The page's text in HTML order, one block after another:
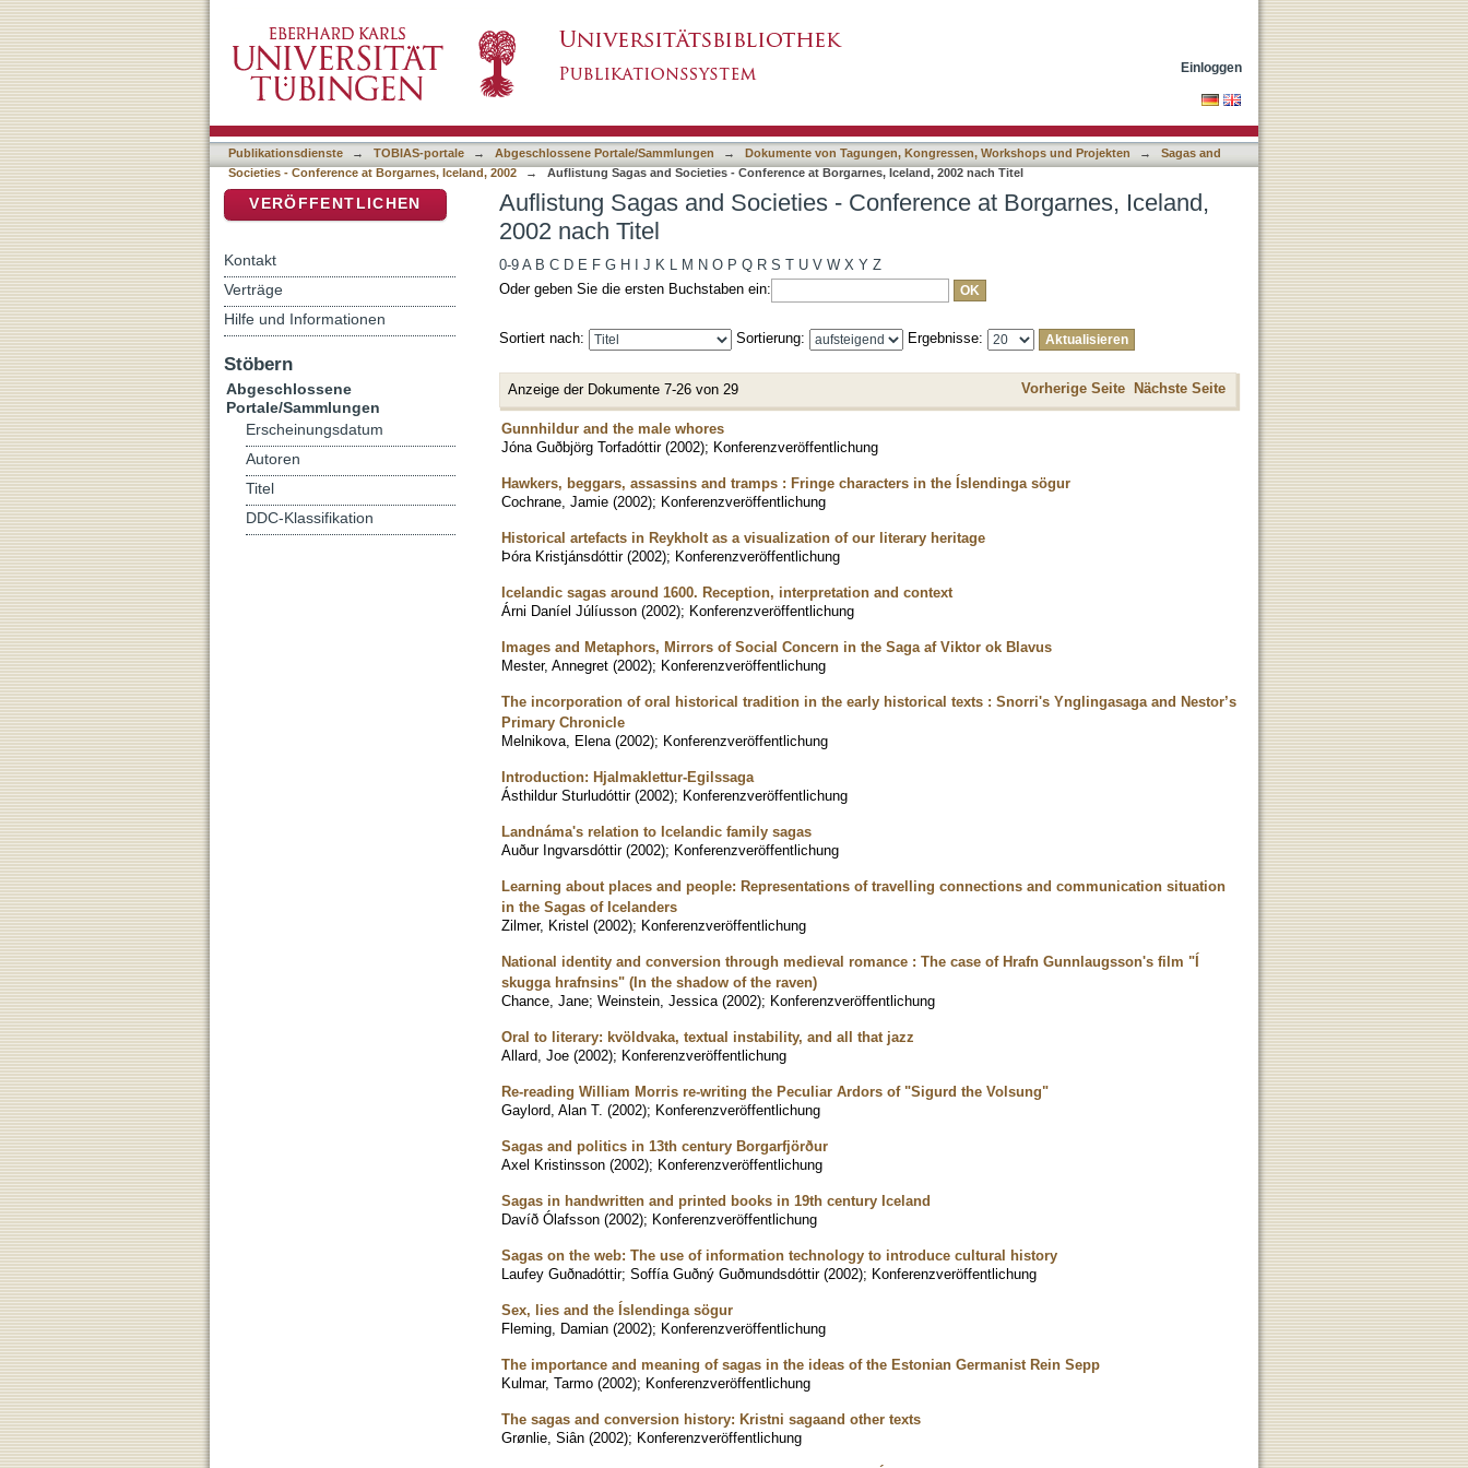
Einloggen
Publikationsdienste → TOBIAS-portale → Abgeschlossene Portale/Sammlungen → Dokumente von Tagungen, Kongressen, Workshops und Projekten →
Sagas and
Societies - Conference at Borgarnes, Iceland, 2002
→ Auflistung Sagas and Societies - Conference at Borgarnes, Iceland, 2002 nach Titel
Auflistung Sagas and Societies - Conference at Borgarnes, Iceland,
2002 nach Titel
0-9 A B C D E F G H J K L M N O P Q R S T U V W X Y Z
Oder geben Sie die ersten Buchstaben ein:
Sortiert nach: Sortierung: Ergebnisse:
Anzeige der Dokumente 7-26 von 29 Vorherige Seite Nächste Seite
Gunnhildur and the male whores
Jóna Guðbjörg Torfadóttir (2002); Konferenzveröffentlichung
Hawkers, beggars, assassins and tramps : Fringe characters in the Íslendinga sögur
Cochrane, Jamie (2002); Konferenzveröffentlichung
Historical artefacts in Reykholt as a visualization of our literary heritage
Þóra Kristjánsdóttir (2002); Konferenzveröffentlichung
Icelandic sagas around 1600. Reception, interpretation and context
Árni Daníel Júlíusson (2002); Konferenzveröffentlichung
Images and Metaphors, Mirrors of Social Concern in the Saga af Viktor ok Blavus
Mester, Annegret (2002); Konferenzveröffentlichung
The incorporation of oral historical tradition in the early historical texts : Snorri's Ynglingasaga and Nestor’s
Primary Chronicle
Melnikova, Elena (2002); Konferenzveröffentlichung
Introduction: Hjalmaklettur-Egilssaga
Ásthildur Sturludóttir (2002); Konferenzveröffentlichung
Landnáma's relation to Icelandic family sagas
Auður Ingvarsdóttir (2002); Konferenzveröffentlichung
Learning about places and people: Representations of travelling connections and communication situation
in the Sagas of Icelanders
Zilmer, Kristel (2002); Konferenzveröffentlichung
National identity and conversion through medieval romance : The case of Hrafn Gunnlaugsson's film "Í
skugga hrafnsins" (In the shadow of the raven)
Chance, Jane; Weinstein, Jessica (2002); Konferenzveröffentlichung
Oral to literary: kvöldvaka, textual instability, and all that jazz
Allard, Joe (2002); Konferenzveröffentlichung
Re-reading William Morris re-writing the Peculiar Ardors of "Sigurd the Volsung"
Gaylord, Alan T. (2002); Konferenzveröffentlichung
Sagas and politics in 13th century Borgarfjörður
Axel Kristinsson (2002); Konferenzveröffentlichung
Sagas in handwritten and printed books in 19th century Iceland
Davíð Ólafsson (2002); Konferenzveröffentlichung
Sagas on the web: The use of information technology to introduce cultural history
Laufey Guðnadóttir; Soffía Guðný Guðmundsdóttir (2002); Konferenzveröffentlichung
Sex, lies and the Íslendinga sögur
Fleming, Damian (2002); Konferenzveröffentlichung
The importance and meaning of sagas in the ideas of the Estonian Germanist Rein Sepp
Kulmar, Tarmo (2002); Konferenzveröffentlichung
The sagas and conversion history: Kristni sagaand other texts
Grønlie, Siân (2002); Konferenzveröffentlichung
VERÖFFENTLICHEN
Kontakt
Verträge
Hilfe und Informationen
Stöbern
Abgeschlossene
Portale/Sammlungen
Erscheinungsdatum
Autoren
Titel
DDC-Klassifikation